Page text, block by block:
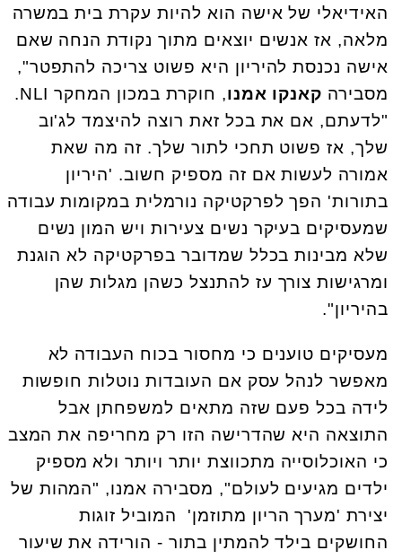
האידיאלי של אישה הוא להיות עקרת בית במשרה
מלאה, אז אנשים יוצאים מתוך נקודת הנחה שאם
אישה נכנסת להיריון היא פשוט צריכה להתפטר",
מסבירה קאנקו אמנו
, חוקרת במכון המחקר NLI.
"לדעתם, אם את בכל זאת רוצה להיצמד לג'וב
שלך, אז פשוט תחכי לתור שלך. זה מה שאת
אמורה לעשות אם זה מספיק חשוב. 'היריון
בתורות' הפך לפרקטיקה נורמלית במקומות עבודה
שמעסיקים בעיקר נשים צעירות ויש המון נשים
שלא מבינות בכלל שמדובר בפרקטיקה לא הוגנת
ומרגישות צורך עז להתנצל כשהן מגלות שהן
בהיריון".
מעסיקים טוענים כי מחסור בכוח העבודה לא
מאפשר לנהל עסק אם העובדות נוטלות חופשות
לידה בכל פעם שזה מתאים למשפחתן אבל
התוצאה היא שהדרישה הזו רק מחריפה את המצב
כי האוכלוסייה מתכווצת יותר ויותר ולא מספיק
ילדים מגיעים לעולם", מסבירה אמנו, "המהות של
יצירת 'מערך הריון מתוזמן' המוביל זוגות
החושקים בילד להמתין בתור - הורידה את שיעור